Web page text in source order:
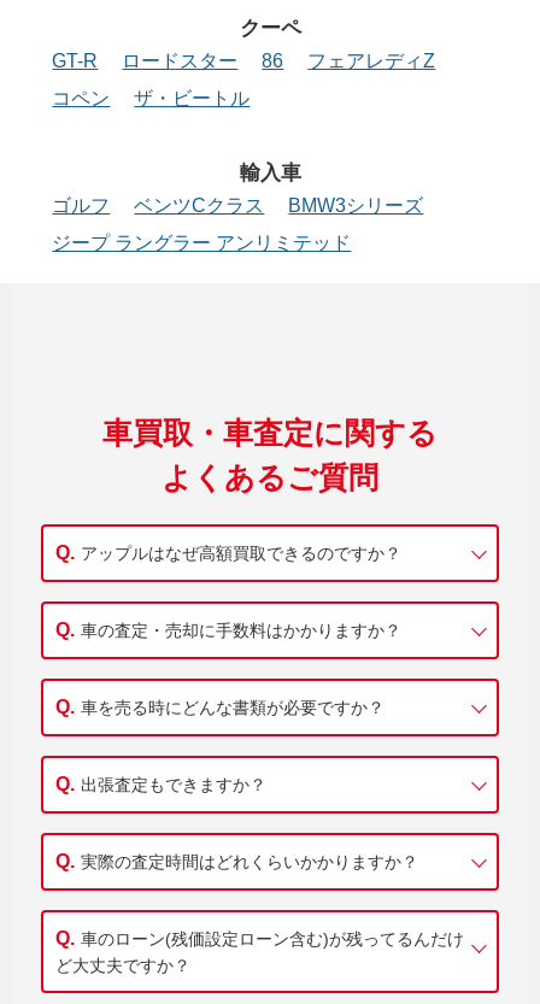
クーペ
GT-R ロードスター 86
フェアレディZ
コペン
ザ・ビートル
輸入車
ゴルフ ベンツCクラス
BMW3シリーズ
ジープ ラングラー アンリミテッド
車買取・車査定に関する
よくあるご質問
アップルはなぜ高額買取できるのですか？
車の査定・売却に手数料はかかりますか？
車を売る時にどんな書類が必要ですか？
出張査定もできますか？
実際の査定時間はどれくらいかかりますか？
車のローン(残価設定ローン含む)が残ってるんだけ
ど大丈夫ですか？